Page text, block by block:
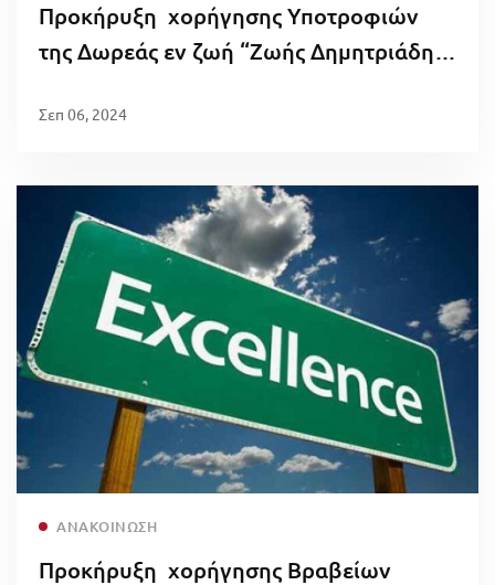
Προκήρυξη χορήγησης Υποτροφιών
της Δωρεάς εν ζωή “Ζωής Δημητριάδη”
Σεπ 06, 2024
ΑΝΑΚΟΊΝΩΣΗ
Προκήρυξη χορήγησης Βραβείων